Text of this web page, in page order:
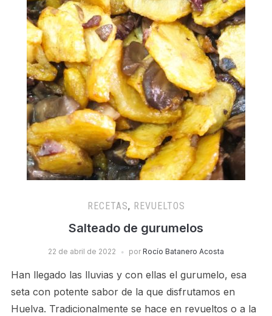
RECETAS, REVUELTOS
Salteado de gurumelos
22 de abril de 2022 por Rocío Batanero Acosta
Han llegado las lluvias y con ellas el gurumelo, esa
seta con potente sabor de la que disfrutamos en
Huelva. Tradicionalmente se hace en revueltos o a la